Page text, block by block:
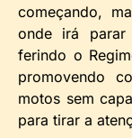
começando,
onde irá parar
ferindo o
promovendo
motos sem
para tirar a